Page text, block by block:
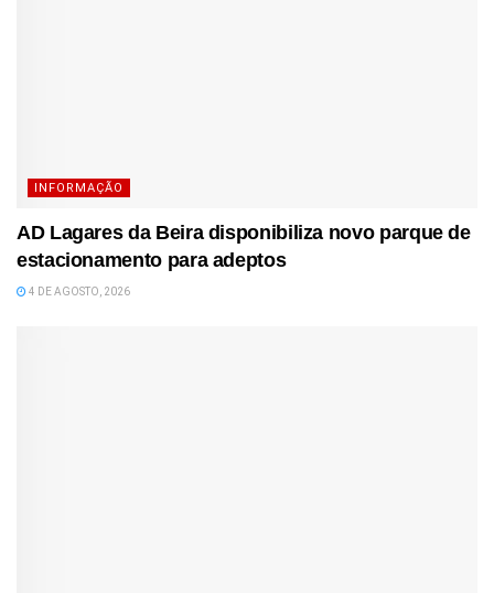
INFORMAÇÃO
AD Lagares da Beira disponibiliza novo parque de
estacionamento para adeptos
4 DE AGOSTO, 2026